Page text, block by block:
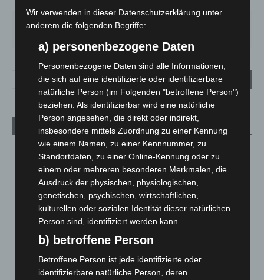
SA. SO. MO.
Aktuelle Beiträge
Kunst trifft Weingenuss: Barbara-Susann Mehring zeigt ihre
Werke im Jacques’ Wein-Depot Isernhagen
8. August 2026
A2: Zweite Turbobaustelle startet zwischen Hannover-West
und Bothfeld
8. August 2026
Niedersachsen: Feuerwehrkräfte kehren nach
Waldbrandeinsatz aus Spanien zurück
7. August 2026
Wir verwenden in dieser Datenschutzerklärung unter
anderem die folgenden Begriffe:
a) personenbezogene Daten
Personenbezogene Daten sind alle Informationen,
die sich auf eine identifizierte oder identifizierbare
natürliche Person (im Folgenden "betroffene Person")
beziehen. Als identifizierbar wird eine natürliche
Person angesehen, die direkt oder indirekt,
insbesondere mittels Zuordnung zu einer Kennung
wie einem Namen, zu einer Kennnummer, zu
Standortdaten, zu einer Online-Kennung oder zu
einem oder mehreren besonderen Merkmalen, die
Ausdruck der physischen, physiologischen,
genetischen, psychischen, wirtschaftlichen,
kulturellen oder sozialen Identität dieser natürlichen
Person sind, identifiziert werden kann.
b) betroffene Person
Betroffene Person ist jede identifizierte oder
identifizierbare natürliche Person, deren